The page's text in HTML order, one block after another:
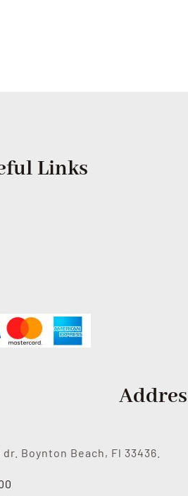
Links
dr. Boynton Beach, Fl 33436.